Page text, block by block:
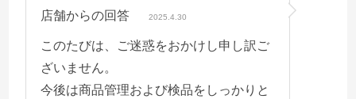
店舗からの回答 2025.4.30
このたびは、ご迷惑をおかけし申し訳ご
ざいません。
今後は商品管理および検品をしっかりと